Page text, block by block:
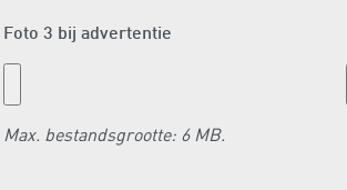
Foto 3 bij advertentie
Max. bestandsgrootte: 6 MB.